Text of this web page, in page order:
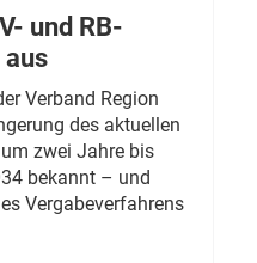
und RB-
Verband Region
des aktuellen
zwei Jahre bis
bekannt – und
Vergabeverfahrens